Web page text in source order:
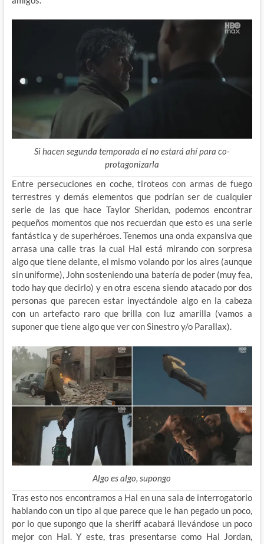
Si hacen segunda temporada el no estará ahí para co-
protagonizarla
Entre persecuciones en coche, tiroteos con armas de fuego
terrestres y demás elementos que podrían ser de cualquier
serie de las que hace Taylor Sheridan, podemos encontrar
pequeños momentos que nos recuerdan que esto es una serie
fantástica y de superhéroes. Tenemos una onda expansiva que
arrasa una calle tras la cual Hal está mirando con sorpresa
algo que tiene delante, el mismo volando por los aires (aunque
sin uniforme), John sosteniendo una batería de poder (muy fea,
todo hay que decirlo) y en otra escena siendo atacado por dos
personas que parecen estar inyectándole algo en la cabeza
con un artefacto raro que brilla con luz amarilla (vamos a
suponer que tiene algo que ver con Sinestro y/o Parallax).
Algo es algo, supongo
Tras esto nos encontramos a Hal en una sala de interrogatorio
hablando con un tipo al que parece que le han pegado un poco,
por lo que supongo que la sheriff acabará llevándose un poco
mejor con Hal. Y este, tras presentarse como Hal Jordan,